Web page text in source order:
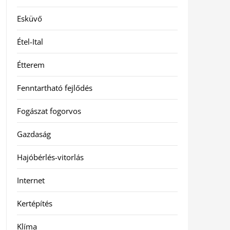
Esküvő
Étel-Ital
Étterem
Fenntartható fejlődés
Fogászat fogorvos
Gazdaság
Hajóbérlés-vitorlás
Internet
Kertépítés
Klíma